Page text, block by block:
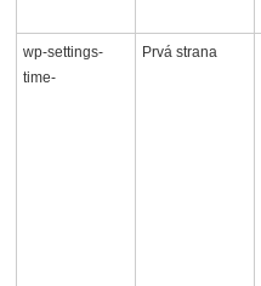
wp-settings-
time-
Prvá strana